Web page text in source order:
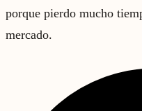
porque pierdo mucho
mercado.